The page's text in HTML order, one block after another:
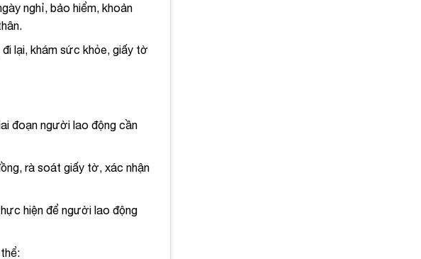
nghỉ, bảo hiểm, khoản
lại, khám sức khỏe, giấy tờ
đoạn người lao động cần
rà soát giấy tờ, xác nhận
hiện để người lao động